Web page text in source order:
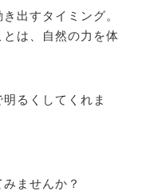
出すタイミング。
は、自然の力を体
るくしてくれま
ませんか？